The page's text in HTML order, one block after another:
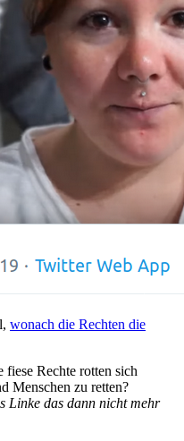
wonach die Rechten die
fiese Rechte rotten sich
Menschen zu retten?
Linke das dann nicht mehr